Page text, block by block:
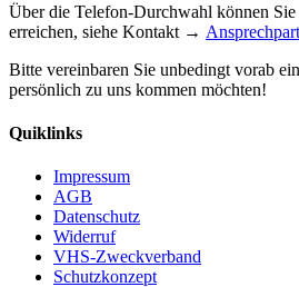
Über die Telefon-Durchwahl können Sie
erreichen, siehe Kontakt →
Bitte vereinbaren Sie unbedingt vorab
persönlich zu uns kommen möchten!
Quiklinks
Impressum
AGB
Datenschutz
Widerruf
VHS-Zweckverband
Schutzkonzept